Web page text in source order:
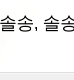
송, 솔